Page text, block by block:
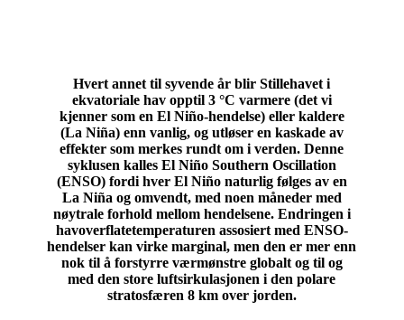
Hvert annet til syvende år blir Stillehavet i
ekvatoriale hav opptil 3 °C varmere (det vi
kjenner som en El Niño-hendelse) eller kaldere
(La Niña) enn vanlig, og utløser en kaskade av
effekter som merkes rundt om i verden. Denne
syklusen kalles El Niño Southern Oscillation
(ENSO) fordi hver El Niño naturlig følges av en
La Niña og omvendt, med noen måneder med
nøytrale forhold mellom hendelsene. Endringen i
havoverflatetemperaturen assosiert med ENSO-
hendelser kan virke marginal, men den er mer enn
nok til å forstyrre værmønstre globalt og til og
med den store luftsirkulasjonen i den polare
stratosfæren 8 km over jorden.